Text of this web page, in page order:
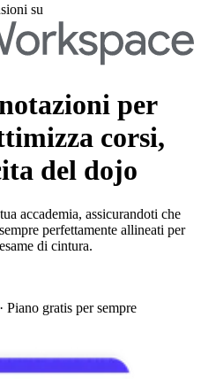
su
per
corsi,
del dojo
accademia, assicurandoti che
perfettamente allineati per
di cintura.
· Piano gratis per sempre